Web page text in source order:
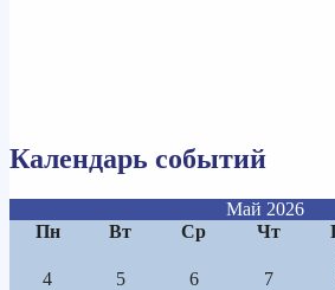
Календарь событий
Май 2026
Пн
Вт Ср Чт
4
5 6 7